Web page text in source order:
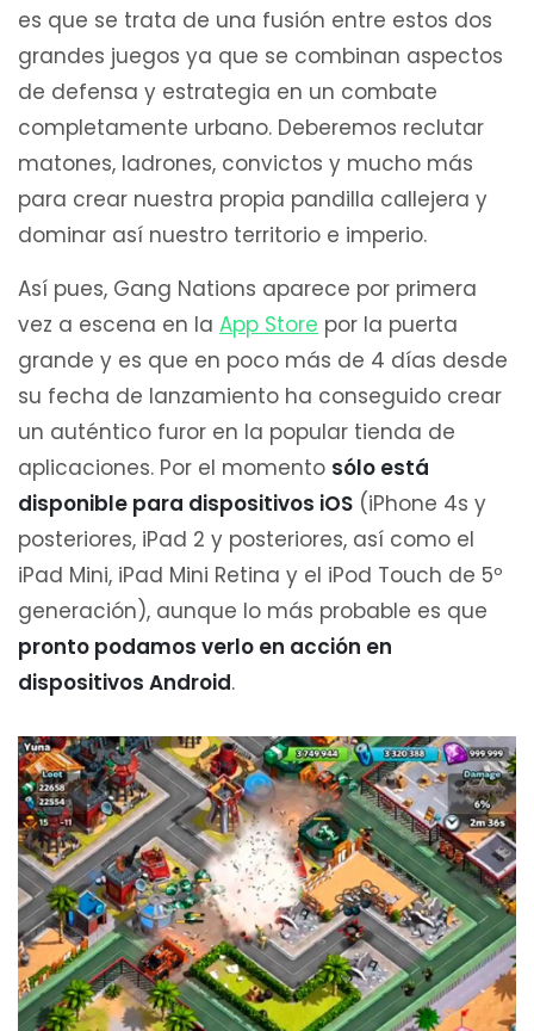
es que se trata de una fusión entre estos dos
grandes juegos ya que se combinan aspectos
de defensa y estrategia en un combate
completamente urbano. Deberemos reclutar
matones, ladrones, convictos y mucho más
para crear nuestra propia pandilla callejera y
dominar así nuestro territorio e imperio.
Así pues, Gang Nations aparece por primera
vez a escena en la App Store por la puerta
grande y es que en poco más de 4 días desde
su fecha de lanzamiento ha conseguido crear
un auténtico furor en la popular tienda de
aplicaciones. Por el momento sólo está
disponible para dispositivos iOS (iPhone 4s y
posteriores, iPad 2 y posteriores, así como el
iPad Mini, iPad Mini Retina y el iPod Touch de 5º
generación), aunque lo más probable es que
pronto podamos verlo en acción en
dispositivos Android.